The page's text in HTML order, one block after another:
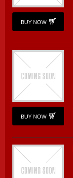
BUY NOW
BUY NOW